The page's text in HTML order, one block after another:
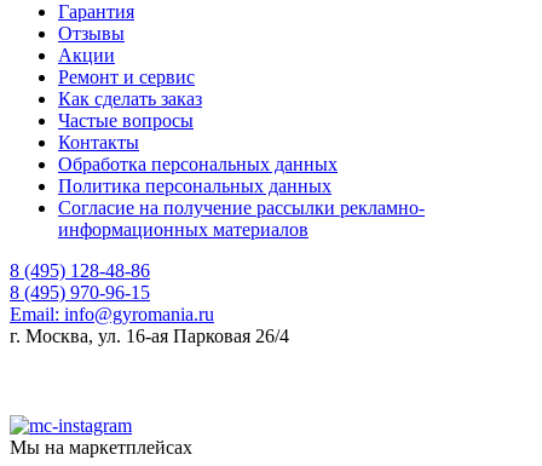
Гарантия
Отзывы
Акции
Ремонт и сервис
Как сделать заказ
Частые вопросы
Контакты
Обработка персональных данных
Политика персональных данных
Согласие на получение рассылки рекламно-
информационных материалов
8 (495) 128-48-86
8 (495) 970-96-15
Email: info@gyromania.ru
г. Москва, ул. 16-ая Парковая 26/4
Мы на маркетплейсах